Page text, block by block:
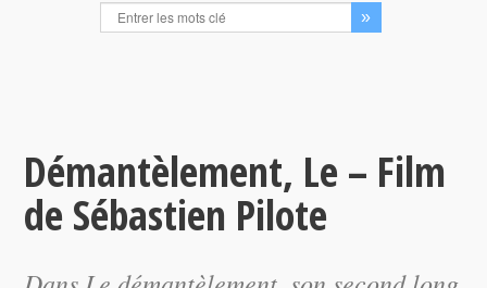
Démantèlement, Le – Film
de Sébastien Pilote